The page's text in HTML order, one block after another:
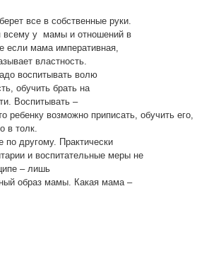
все в собственные руки.
всему у мамы и отношений в
если мама императивная,
властность.
воспитывать волю
обучить брать на
Воспитывать –
ребенку возможно приписать, обучить его,
в толк.
по другому. Практически
и воспитательные меры не
– лишь
образ мамы. Какая мама –